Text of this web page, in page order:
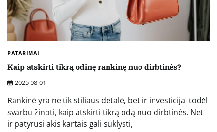
PATARIMAI
Kaip atskirti tikrą odinę rankinę nuo dirbtinės?
2025-08-01
Rankinė yra ne tik stiliaus detalė, bet ir investicija, todėl
svarbu žinoti, kaip atskirti tikrą odą nuo dirbtinės. Net
ir patyrusi akis kartais gali suklysti,